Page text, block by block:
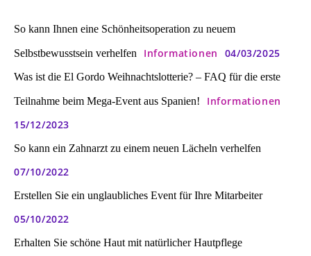
So kann Ihnen eine Schönheitsoperation zu neuem
Selbstbewusstsein verhelfen Informationen 04/03/2025
Was ist die El Gordo Weihnachtslotterie? – FAQ für die erste
Teilnahme beim Mega-Event aus Spanien!
Informationen
15/12/2023
So kann ein Zahnarzt zu einem neuen Lächeln verhelfen
07/10/2022
Erstellen Sie ein unglaubliches Event für Ihre Mitarbeiter
05/10/2022
Erhalten Sie schöne Haut mit natürlicher Hautpflege